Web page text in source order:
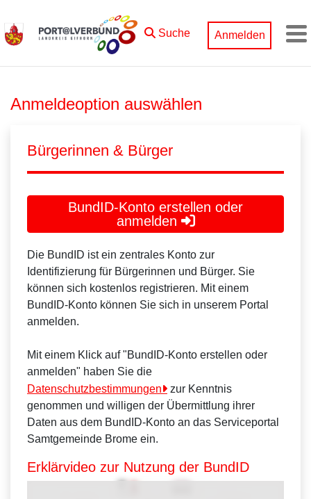
Zum Hauptinhalt springen
Suche
Anmelden
Anmeldeoption auswählen
Bürgerinnen & Bürger
BundID-Konto erstellen oder
anmelden
Die BundID ist ein zentrales Konto zur
Identifizierung für Bürgerinnen und Bürger. Sie
können sich kostenlos registrieren. Mit einem
BundID-Konto können Sie sich in unserem Portal
anmelden.
Mit einem Klick auf "BundID-Konto erstellen oder
anmelden" haben Sie die
Datenschutzbestimmungen
zur Kenntnis
genommen und willigen der Übermittlung ihrer
Daten aus dem BundID-Konto an das Serviceportal
Samtgemeinde Brome ein.
Erklärvideo zur Nutzung der BundID